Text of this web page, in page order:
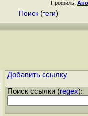
Профиль:
Поиск (теги)
Добавить ссылку
Поиск ссылки (regex):